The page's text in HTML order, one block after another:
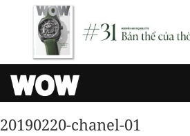
20190220-chanel-01